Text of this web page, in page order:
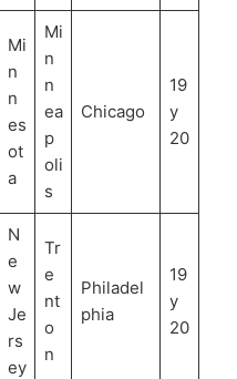
Mi
n
n
es
ot
a
Mi
n
n
ea
p
oli
s
Chicago
19
y
20
N
e
w
Je
rs
ey
Tr
e
nt
o
n
Philadel
phia
19
y
20